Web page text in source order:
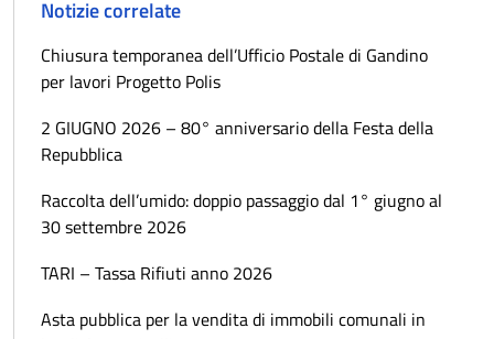
Notizie correlate
Chiusura temporanea dell’Ufficio Postale di Gandino
per lavori Progetto Polis
2 GIUGNO 2026 – 80° anniversario della Festa della
Repubblica
Raccolta dell’umido: doppio passaggio dal 1° giugno al
30 settembre 2026
TARI – Tassa Rifiuti anno 2026
Asta pubblica per la vendita di immobili comunali in